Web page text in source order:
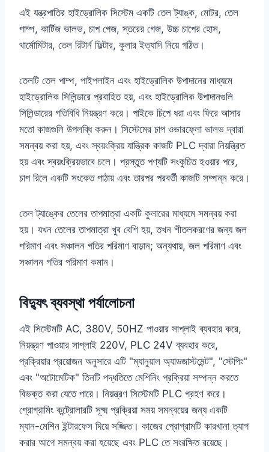
এই যন্ত্রপাতির হাইড্রোলিক সিস্টেম একটি তেল ট্যাঙ্ক, মোটর, তেল
পাম্প, কার্টিজ ভালভ, চাপ গেজ, স্তরের গেজ, উচ্চ চাপের হোস,
থার্মোমিটার, তেল রিটার্ন ফিল্টার, কুলার ইত্যাদি নিয়ে গঠিত।
তেলটি তেল পাম্প, পাইপলাইন এবং হাইড্রোলিক উপাদানের মাধ্যমে
হাইড্রোলিক সিলিন্ডারে প্রবাহিত হয়, এবং হাইড্রোলিক উপাদানগুলি
সিলিন্ডারের গতিবিধি নিয়ন্ত্রণ করে। পাইকে চিপে ধরা এবং ফিরে আসার
মতো কাজগুলি উপলব্ধি করুন। সিস্টেমের চাপ ওভারফ্লো ভালভ দ্বারা
সমন্বয় করা হয়, এবং স্বয়ংক্রিয় যান্ত্রিক কাজটি PLC দ্বারা নিয়ন্ত্রিত
হয় এবং স্বয়ংক্রিয়ভাবে চলে। প্রস্তুত পণ্যটি সংকুচিত হওয়ার পরে,
চাপ রিলে একটি সংকেত পাঠায় এবং তারপর পরবর্তী কাজটি সম্পন্ন করে।
তেল ট্যাঙ্কের তেলের তাপমাত্রা একটি কুলারের মাধ্যমে সমন্বয় করা
হয়। যখন তেলের তাপমাত্রা খুব বেশি হয়, তখন শীতলকরণের জন্য জল
পরিমাণ এবং সঞ্চালন গতির পরিমাণ বাড়ান; অন্যথায়, জল পরিমাণ এবং
সঞ্চালন গতির পরিমাণ কমান।
বিদ্যুৎ ব্যবস্থা পর্যালোচনা
এই সিস্টেমটি AC, 380V, 50HZ পাওয়ার সাপ্লাই ব্যবহার করে,
নিয়ন্ত্রণ পাওয়ার সাপ্লাই 220V, PLC 24V ব্যবহার করে,
প্রক্রিয়ার প্রয়োজন অনুসারে এটি "ম্যানুয়াল অ্যাডজাস্টমেন্ট", "স্টেপিং"
এবং "অটোমেটিক" তিনটি পদ্ধতিতে মেশিনিং প্রক্রিয়া সম্পন্ন করতে
বিভক্ত করা যেতে পারে। নিয়ন্ত্রণ সিস্টেমটি PLC গ্রহণ করে।
প্রোগ্রামিং কন্ট্রোলারটি সূক্ষ্ম প্রক্রিয়া সময় সমন্বয়ের জন্য একটি
ম্যান-মেশিন ইন্টারফেস দিয়ে সজ্জিত। কাজের প্রোগ্রামটি কারখানা ত্যাগ
করার আগে সমন্বয় করা হয়েছে এবং PLC তে সংরক্ষিত রয়েছে।